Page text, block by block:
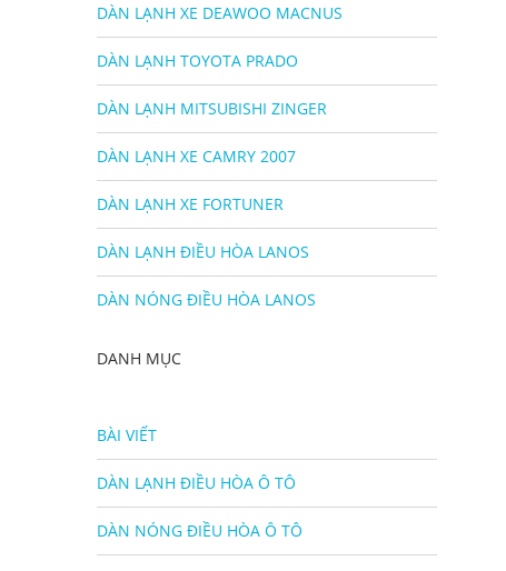
DÀN LẠNH XE DEAWOO MACNUS
DÀN LẠNH TOYOTA PRADO
DÀN LẠNH MITSUBISHI ZINGER
DÀN LẠNH XE CAMRY 2007
DÀN LẠNH XE FORTUNER
DÀN LẠNH ĐIỀU HÒA LANOS
DÀN NÓNG ĐIỀU HÒA LANOS
DANH MỤC
BÀI VIẾT
DÀN LẠNH ĐIỀU HÒA Ô TÔ
DÀN NÓNG ĐIỀU HÒA Ô TÔ